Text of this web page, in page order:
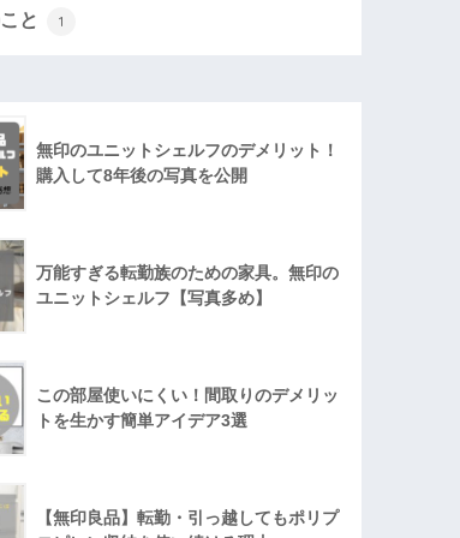
と 1
無印のユニットシェルフのデメリット！
購入して8年後の写真を公開
万能すぎる転勤族のための家具。無印の
ユニットシェルフ【写真多め】
この部屋使いにくい！間取りのデメリッ
トを生かす簡単アイデア3選
【無印良品】転勤・引っ越してもポリプ